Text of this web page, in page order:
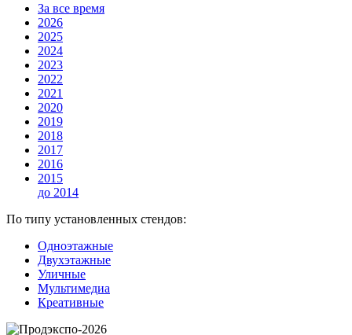
За все время
2026
2025
2024
2023
2022
2021
2020
2019
2018
2017
2016
2015
до 2014
По типу установленных стендов:
Одноэтажные
Двухэтажные
Уличные
Мультимедиа
Креативные